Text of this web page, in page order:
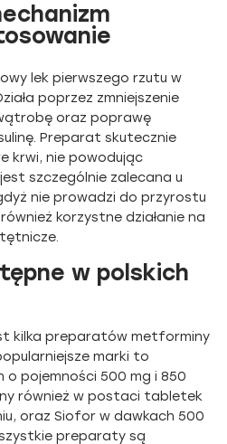
lek pierwszego rzutu w
poprzez zmniejszenie
oraz poprawę
Preparat skutecznie
krwi, nie powodując
szczególnie zalecana u
nie prowadzi do przyrostu
korzystne działanie na
w polskich
kilka preparatów metforminy
marki to
pojemności 500 mg i 850
również w postaci tabletek
oraz Siofor w dawkach 500
preparaty są